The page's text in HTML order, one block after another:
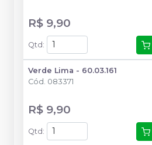
R$ 9,90
Qtd :
Verde Lima - 60.03.161
Cód. 083371
R$ 9,90
Qtd :